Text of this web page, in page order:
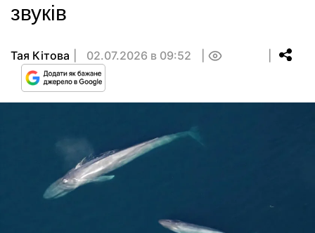
звуків
Тая Кітова 02.07.2026 в 09:52